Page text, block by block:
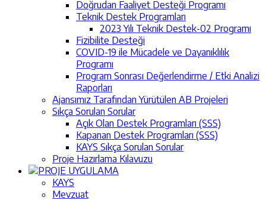
Doğrudan Faaliyet Desteği Programı
Teknik Destek Programları
2023 Yılı Teknik Destek-02 Programı
Fizibilite Desteği
COVID-19 ile Mücadele ve Dayanıklılık
Programı
Program Sonrası Değerlendirme / Etki Analizi
Raporları
Ajansımız Tarafından Yürütülen AB Projeleri
Sıkça Sorulan Sorular
Açık Olan Destek Programları (SSS)
Kapanan Destek Programları (SSS)
KAYS Sıkça Sorulan Sorular
Proje Hazırlama Kılavuzu
PROJE UYGULAMA
KAYS
Mevzuat